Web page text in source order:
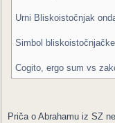
Urni Bliskoistočnjak
Simbol
Cogito, ergo sum vs
Priča o Abrahamu iz SZ